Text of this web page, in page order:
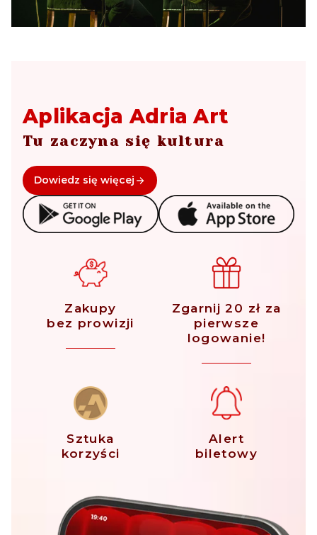
Aplikacja Adria Art
Tu zaczyna się kultura
Dowiedz się więcej
Zakupy
bez prowizji
Zgarnij 20 zł za
pierwsze
logowanie!
Sztuka
korzyści
Alert
biletowy